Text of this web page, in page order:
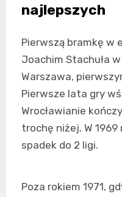
najlepszych
Pierwszą bramkę w
Joachim Stachuła
Warszawa,
Pierwsze lata gry
Wrocławianie
trochę niżej. W
spadek do 2 ligi.
Poza rokiem 1971,